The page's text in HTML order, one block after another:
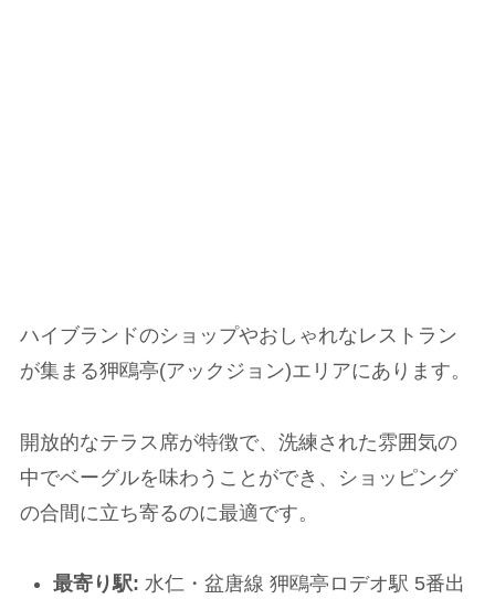
ハイブランドのショップやおしゃれなレストラン
が集まる狎鴎亭(アックジョン)エリアにあります。
開放的なテラス席が特徴で、洗練された雰囲気の
中でベーグルを味わうことができ、ショッピング
の合間に立ち寄るのに最適です。
最寄り駅: 水仁・盆唐線 狎鴎亭ロデオ駅 5番出